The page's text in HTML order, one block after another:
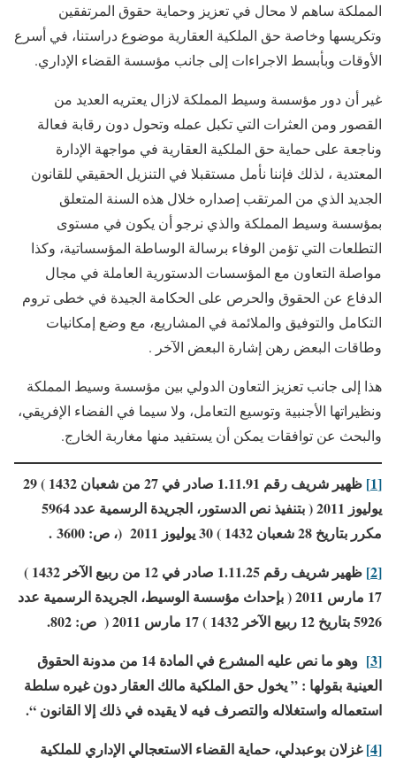
المملكة ساهم لا محال في تعزيز وحماية حقوق المرتفقين
وتكريسها وخاصة حق الملكية العقارية موضوع دراستنا، في أسرع
الأوقات وبأبسط الاجراءات إلى جانب مؤسسة القضاء الإداري.
غير أن دور مؤسسة وسيط المملكة لازال يعتريه العديد من
القصور ومن العثرات التي تكبل عمله وتحول دون رقابة فعالة
وناجعة على حماية حق الملكية العقارية في مواجهة الإدارة
المعتدية ، لذلك فإننا نأمل مستقبلا في التنزيل الحقيقي للقانون
الجديد الذي من المرتقب إصداره خلال هذه السنة المتعلق
بمؤسسة وسيط المملكة والذي نرجو أن يكون في مستوى
التطلعات التي تؤمن الوفاء برسالة الوساطة المؤسساتية، وكذا
مواصلة التعاون مع المؤسسات الدستورية العاملة في مجال
الدفاع عن الحقوق والحرص على الحكامة الجيدة في خطى تروم
التكامل والتوفيق والملائمة في المشاريع، مع وضع إمكانيات
وطاقات البعض رهن إشارة البعض الآخر .
هذا إلى جانب تعزيز التعاون الدولي بين مؤسسة وسيط المملكة
ونظيراتها الأجنبية وتوسيع التعامل، ولا سيما في الفضاء الإفريقي،
والبحث عن توافقات يمكن أن يستفيد منها مغاربة الخارج.
[1] ظهير شريف رقم 1.11.91 صادر في 27 من شعبان 1432 )
29
يوليوز 2011
(
مكرر بتاريخ 28 شعبان 1432
)
(، ص: 3600 .
[2]
ظهير شريف رقم 1.11.25 صادر في 12 من ربيع الآخر 1432
)
17 مارس 2011
(بإحداث مؤسسة الوسيط، الجريدة الرسمية عدد
5926 بتاريخ 12 ربيع الآخر 1432
)
( ص: 802.
[3]
وهو ما نص عليه المشرع في المادة 14 من مدونة الحقوق
العينية بقولها : ” يخول حق الملكية مالك العقار دون غيره سلطة
استعماله واستغلاله والتصرف فيه لا يقيده في ذلك إلا القانون “.
[4]
غزلان بوعبدلي، حماية القضاء الاستعجالي الإداري للملكية